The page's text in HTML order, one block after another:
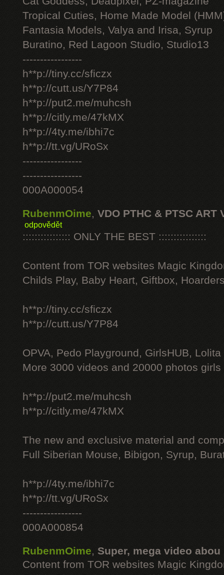
Tropical Cuties, Home Made Model
Fantasia Models, Valya and Irisa, Syrup
Buratino, Red Lagoon Studio, Studio13
-----------------
h**p://tiny.cc/sficzx
h**p://cutt.us/Y7P84
h**p://put2.me/muhcsh
h**p://citly.me/47kMX
h**p://4ty.me/ibhi7c
h**p://tt.vg/URoSx
-----------------
-----------------
000A000054
RubenmOime, VDO PTHC & PTSC ART
odpovědět
:::::::::::::::: ONLY THE BEST ::::::::::::::::
Content from TOR websites Magic
Childs Play, Baby Heart, Giftbox,
h**p://tiny.cc/sficzx
h**p://cutt.us/Y7P84
OPVA, Pedo Playground, GirlsHUB, Lolita
More 3000 videos and 20000 photos
h**p://put2.me/muhcsh
h**p://citly.me/47kMX
The new and exclusive material and
Full Siberian Mouse, Bibigon, Syrup,
h**p://4ty.me/ibhi7c
h**p://tt.vg/URoSx
-----------------
000A000854
RubenmOime, Super, mega video abou
Content from TOR websites Magic